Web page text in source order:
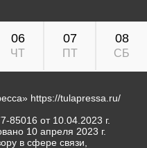
06
ЧТ
07
ПТ
08
СБ
https://tulapressa.ru/
85016 от 10.04.2023 г.
10 апреля 2023 г.
в сфере связи,